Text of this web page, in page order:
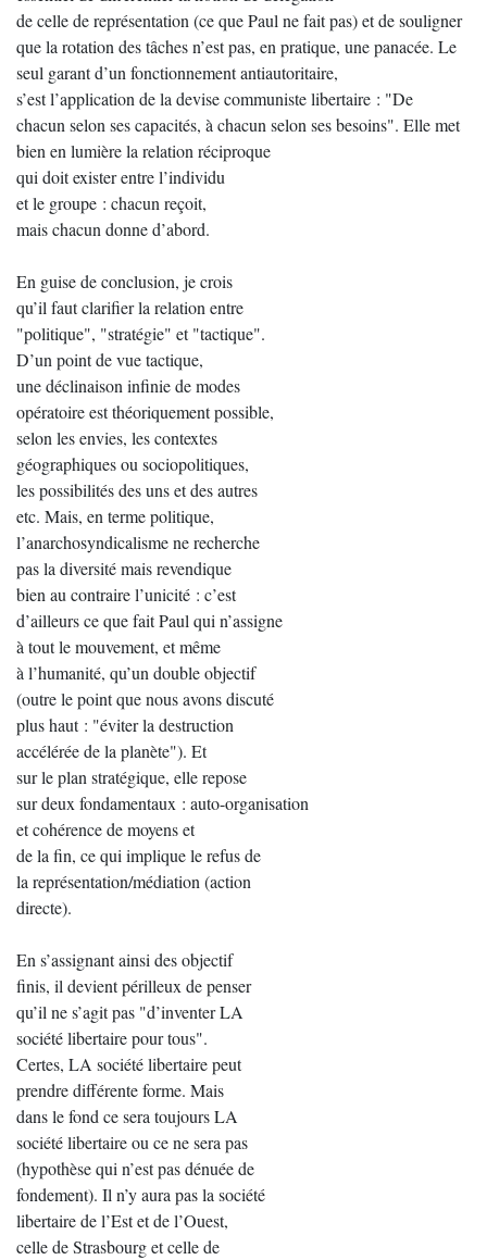
de celle de représentation (ce que Paul ne fait pas) et de souligner
que la rotation des tâches n’est pas, en pratique, une panacée. Le
seul garant d’un fonctionnement antiautoritaire,
s’est l’application de la devise communiste libertaire : "De
chacun selon ses capacités, à chacun selon ses besoins". Elle met
bien en lumière la relation réciproque
qui doit exister entre l’individu
et le groupe : chacun reçoit,
mais chacun donne d’abord.
En guise de conclusion, je crois
qu’il faut clarifier la relation entre
"politique", "stratégie" et "tactique".
D’un point de vue tactique,
une déclinaison infinie de modes
opératoire est théoriquement possible,
selon les envies, les contextes
géographiques ou sociopolitiques,
les possibilités des uns et des autres
etc. Mais, en terme politique,
l’anarchosyndicalisme ne recherche
pas la diversité mais revendique
bien au contraire l’unicité : c’est
d’ailleurs ce que fait Paul qui n’assigne
à tout le mouvement, et même
à l’humanité, qu’un double objectif
(outre le point que nous avons discuté
plus haut : "éviter la destruction
accélérée de la planète"). Et
sur le plan stratégique, elle repose
sur deux fondamentaux : auto-organisation
et cohérence de moyens et
de la fin, ce qui implique le refus de
la représentation/médiation (action
directe).
En s’assignant ainsi des objectif
finis, il devient périlleux de penser
qu’il ne s’agit pas "d’inventer LA
société libertaire pour tous".
Certes, LA société libertaire peut
prendre différente forme. Mais
dans le fond ce sera toujours LA
société libertaire ou ce ne sera pas
(hypothèse qui n’est pas dénuée de
fondement). Il n’y aura pas la société
libertaire de l’Est et de l’Ouest,
celle de Strasbourg et celle de